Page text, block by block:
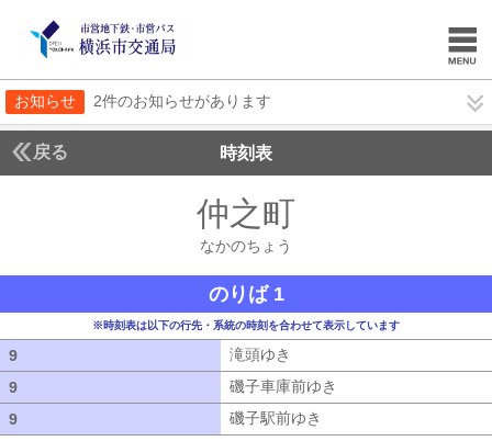
お知らせ 2件のお知らせがあります
戻る 時刻表
仲之町
なかのちょう
のりば 1
※時刻表は以下の行先・系統の時刻を合わせて表示しています
9 滝頭ゆき
9
磯子車庫前ゆき
9
磯子駅前ゆき